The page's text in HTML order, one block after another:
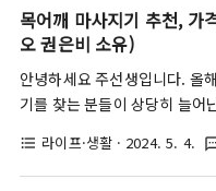
프린터기를 선택할 것인지 등
다고 하더라도 모델도 워낙 다
어려움을 겪는 분들을 대상으
게 딱 맞는 가정용 삼성 프린터
해서 정리해보려 합니다. 추가
목어깨 마사지기 추천, 가
오 권은비 소유)
안녕하세요 주선생입니다. 올
기를 찾는 분들이 상당히 늘어
요. 그래서 오늘은 국내에서 가
어깨 마사지기 추천 제품들에
format_list_bulleted 라이프·생활 · 2024. 5. 4.